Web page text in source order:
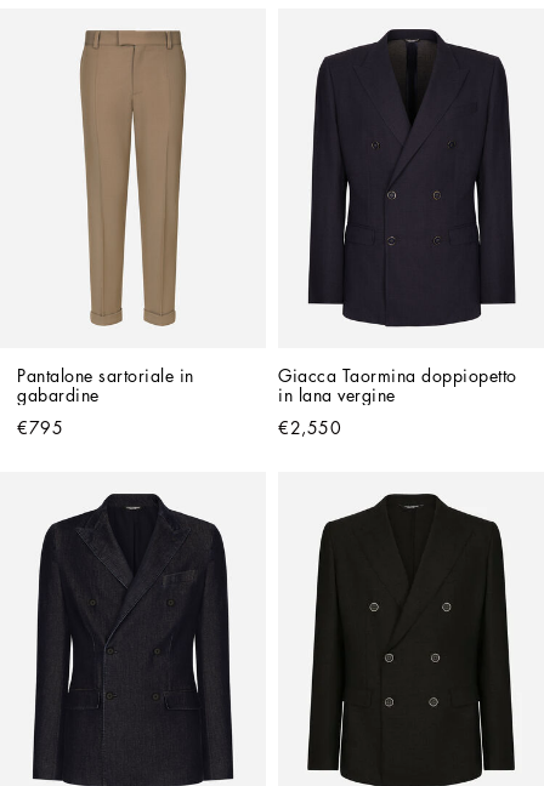
Pantalone sartoriale in
gabardine
€795
Giacca Taormina doppiopetto
in lana vergine
€2,550